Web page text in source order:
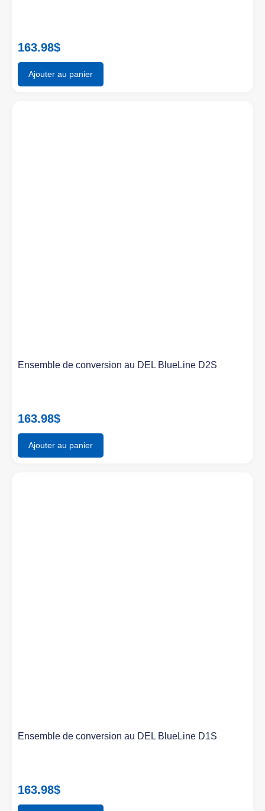
163.98$
Ajouter au panier
Ensemble de conversion au DEL BlueLine D2S
163.98$
Ajouter au panier
Ensemble de conversion au DEL BlueLine D1S
163.98$